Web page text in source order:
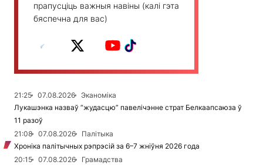
прапусціць важныя навіны (калі гэта
бяспечна для вас)
21:25 07.08.2026
Эканоміка
Лукашэнка назваў “жудасцю” павелічэнне страт Белкаапсаюза ў
11 разоў
21:08
07.08.2026
Палітыка
Хроніка палітычных рэпрэсій за 6–7 жніўня 2026 года
20:15
07.08.2026
Грамадства